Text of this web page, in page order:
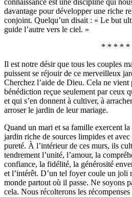
connaissance est une discipline qui
davantage pour développer une riche
conjoint. Quelqu’un disait : « Le but
guide l’autre vers le ciel. »
* * * * *
Il est notre désir que tous les couples
puissent se réjouir de ce merveilleux
Cherchez l’aide de Dieu. Cela ne vient
bénédiction reçue seulement par ceux
et qui s’en donnent à cultiver, à
arroser le jardin de leur mariage.
Quand un mari et sa famille exercent
jardin riche de sources limpides et
pureté. À l’intérieur de ces murs, ils
tendrement l’unité, l’amour, la
confiance, la fidélité, la générosité
et l’intérêt. D’un tel foyer coule un joli
monde partout où il passe. Ne soyons
cela. Nous récolterons les